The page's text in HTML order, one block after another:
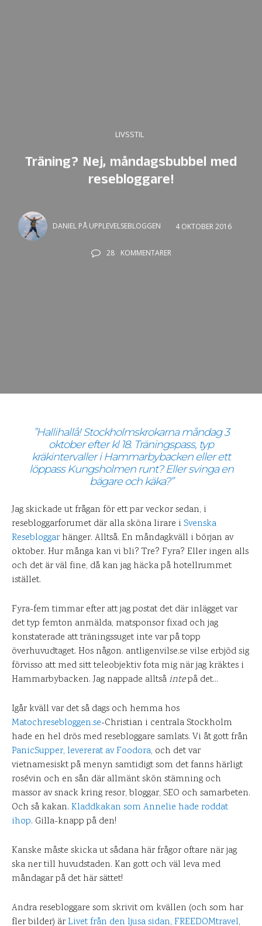
LIVSSTIL
Träning? Nej, måndagsbubbel med
resebloggare!
DANIEL PÅ UPPLEVELSEBLOGGEN 4 OKTOBER 2016
28 KOMMENTARER
”Hallihallå! Stockholmskrokarna måndag 3
oktober efter kl 18. Träningspass, typ
kräkintervaller i Hammarbybacken eller ett
löppass Kungsholmen runt? Eller svinga en
bägare och käka?”
Jag skickade ut frågan för ett par veckor sedan, i
resebloggarforumet där alla sköna lirare i Svenska
Resebloggar hänger. Alltså. En måndagkväll i början av
oktober. Hur många kan vi bli? Tre? Fyra? Eller ingen alls
och det är väl fine, då kan jag häcka på hotellrummet
istället.
Fyra-fem timmar efter att jag postat det där inlägget var
det typ femton anmälda, matsponsor fixad och jag
konstaterade att träningssuget inte var på topp
överhuvudtaget. Hos någon. antligenvilse.se vilse erbjöd sig
förvisso att med sitt teleobjektiv fota mig när jag kräktes i
Hammarbybacken. Jag nappade alltså intepå det…
Igår kväll var det så dags och hemma hos
Matochresebloggen.se-Christian i centrala Stockholm
hade en hel drös med resebloggare samlats. Vi åt gott från
PanicSupper, levererat av Foodora, och det var
vietnamesiskt på menyn samtidigt som det fanns härligt
rosévin och en sån där allmänt skön stämning och
massor av snack kring resor, bloggar, SEO och samarbeten.
Och så kakan. Kladdkakan som Annelie hade roddat
ihop. Gilla-knapp på den!
Kanske måste skicka ut sådana här frågor oftare när jag
ska ner till huvudstaden. Kan gott och väl leva med
måndagar på det här sättet!
Andra resebloggare som skrivit om kvällen (och som har
fler bilder) ärLivet från den ljusa sidan, FREEDOMtravel,